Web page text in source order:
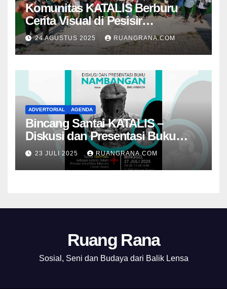
Komunitas KATALIS Berburu
Cerita Visual di Pesisir
Nambangan
24 AGUSTUS 2025 RUANGRANA.COM
ADVERTORIAL AGENDA
Bincang Santai KATALIS –
Diskusi dan Presentasi Buku
Foto Nambangan
23 JULI 2025 RUANGRANA.COM
Ruang Rana
Sosial, Seni dan Budaya dari Balik Lensa